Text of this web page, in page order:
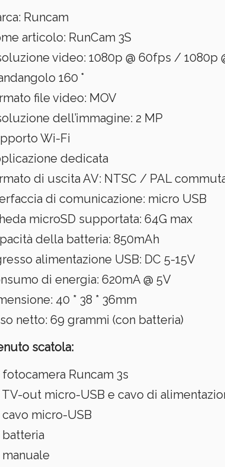
Runcam
articolo: RunCam 3S
video: 1080p @ 60fps /
160 °
file video: MOV
dell’immagine: 2 MP
Wi-Fi
dedicata
di uscita AV: NTSC / PAL
di comunicazione: micro USB
microSD supportata: 64G max
della batteria: 850mAh
alimentazione USB: DC 5-15V
di energia: 620mA @ 5V
40 * 38 * 36mm
netto: 69 grammi (con batteria)
scatola:
fotocamera Runcam 3s
TV-out micro-USB e cavo di
cavo micro-USB
batteria
manuale